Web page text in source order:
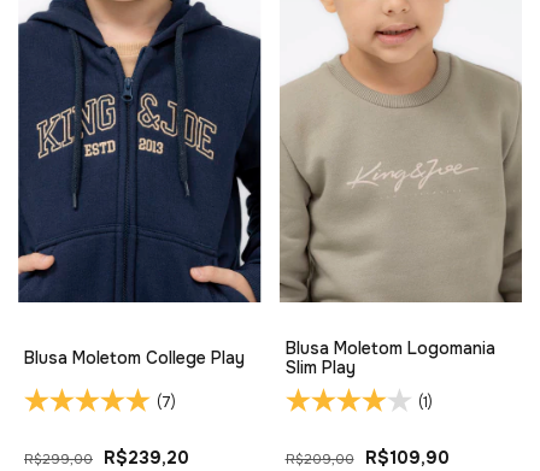
Blusa Moletom College Play
(7)
R$299,00 R$239,20
Blusa Moletom Logomania
Slim Play
(1)
R$209,00 R$109,90